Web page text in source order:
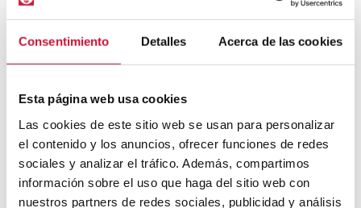
Consentimiento Detalles Acerca de las cookies
Esta página web usa cookies
Las cookies de este sitio web se usan para personalizar
el contenido y los anuncios, ofrecer funciones de redes
sociales y analizar el tráfico. Además, compartimos
información sobre el uso que haga del sitio web con
nuestros partners de redes sociales, publicidad y análisis
profesionales que buscan crecer en el marketing
global y entender el impacto de las nuevas
para liderar y comprender la intersección entre
innovación, tecnología y marketing.
ECTS:60
Modalidad: Presencial y Semipresencial
(presencial-flexible)
Campus:
Barcelona Can Dragó